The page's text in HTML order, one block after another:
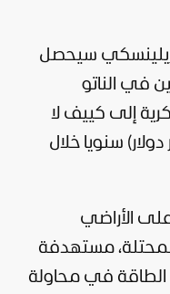
زيلينسكي سيحصل
في الناتو
إلى كييف لا
يورو (80 مليار دولار) سنويا خلال
على الأراضي
المحتلة، مستهدفة
الطاقة في محاولة